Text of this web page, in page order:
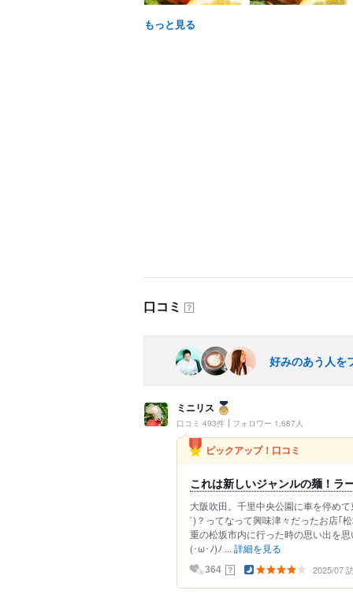
もっと見る
口コミ ？
好みのあう人を
ミニリス
口コミ 493件 フォロワー 1,687人
ピックアップ！口コミ
これは新しいジャンルの麺！ラ
大阪吹田。千里中央公園に車を停め
`)？ってなって興味津々だったお店｢
重の松坂市内に行った時の思い出を
(･ω･ﾉ)ﾉ ... 詳細を見る
364 ？ 2025/07